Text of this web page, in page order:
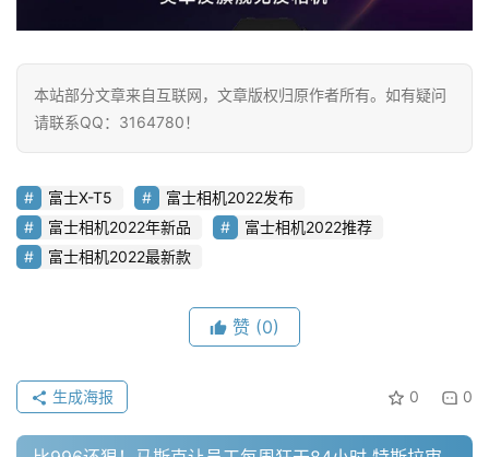
本站部分文章来自互联网，文章版权归原作者所有。如有疑问
请联系QQ：3164780！
富士X-T5
富士相机2022发布
富士相机2022年新品
富士相机2022推荐
富士相机2022最新款
赞 (0)
0 0
生成海报